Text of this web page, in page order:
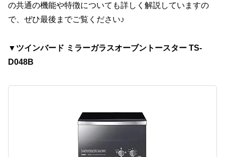
の共通の機能や特徴についても詳しく解説していますの
で、ぜひ最後までご覧ください♪
▼ツインバード ミラーガラスオーブントースター TS-
D048B